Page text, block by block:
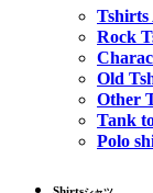
Tshirts
Rock
Old
Other
Tank
Polo